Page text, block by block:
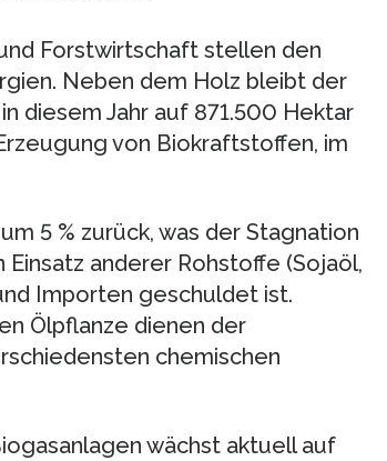
Forstwirtschaft stellen den
Neben dem Holz bleibt der
diesem Jahr auf 871.500 Hektar
von Biokraftstoffen, im
5 % zurück, was der Stagnation
anderer Rohstoffe (Sojaöl,
Importen geschuldet ist.
Ölpflanze dienen der
chemischen
wächst aktuell auf